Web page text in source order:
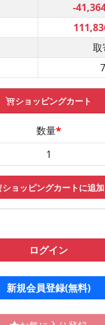
-
取
ショッピングカート
数量*
ショッピングカートに追加
ログイン
新規会員登録(無料)